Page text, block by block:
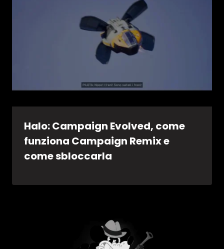
Halo: Campaign Evolved, come
funziona Campaign Remix e
come sbloccarla